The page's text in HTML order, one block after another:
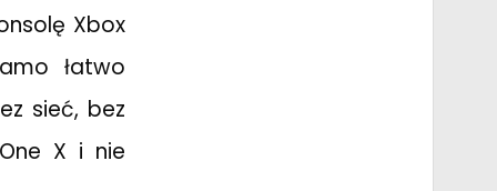
Xbox
łatwo
sieć, bez
X i nie